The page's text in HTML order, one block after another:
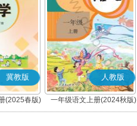
冀教版
(2025春版)
人教版
一年级语文上册(2024秋版)
(部编版)